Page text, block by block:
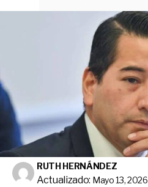
RUTH HERNÁNDEZ
Actualizado: Mayo 13, 2026